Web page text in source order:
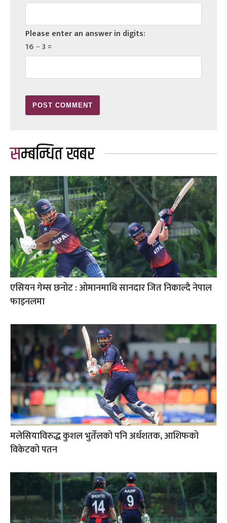
Please enter an answer in digits:
16 − 3 =
सम्बन्धित खबर
एसियन गेम्स छनोट : ओमानमाथि सानदार जित निकाल्दै नेपाल
फाइनलमा
मलेसियाविरुद्ध कुशल भुर्तेलको पनि अर्धशतक, आशिफको
विकेटको पतन